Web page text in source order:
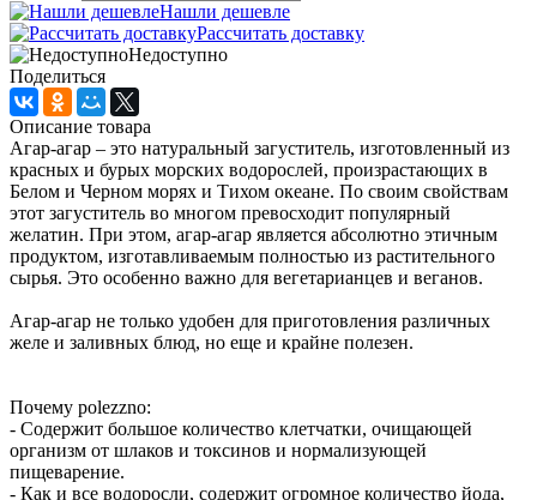
Нашли дешевле
Рассчитать доставку
Недоступно
Поделиться
Описание товара
Агар-агар – это натуральный загуститель, изготовленный из
красных и бурых морских водорослей, произрастающих в
Белом и Черном морях и Тихом океане. По своим свойствам
этот загуститель во многом превосходит популярный
желатин. При этом, агар-агар является абсолютно этичным
продуктом, изготавливаемым полностью из растительного
сырья. Это особенно важно для вегетарианцев и веганов.
Агар-агар не только удобен для приготовления различных
желе и заливных блюд, но еще и крайне полезен.
Почему polezzno:
- Содержит большое количество клетчатки, очищающей
организм от шлаков и токсинов и нормализующей
пищеварение.
- Как и все водоросли, содержит огромное количество йода,